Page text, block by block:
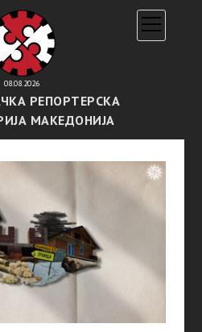
08.08.2026
РЕПОРТЕРСКА
МАКЕДОНИЈА
open
menu